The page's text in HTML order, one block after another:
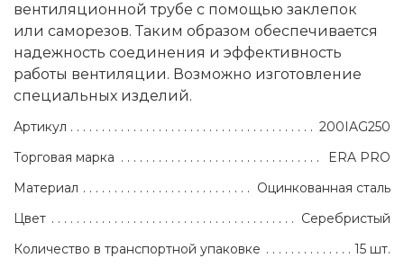
вентиляционной трубе с помощью заклепок
или саморезов. Таким образом обеспечивается
надежность соединения и эффективность
работы вентиляции. Возможно изготовление
специальных изделий.
Артикул
200IAG250
Торговая марка
ERA PRO
Материал
Оцинкованная сталь
Цвет
Серебристый
Количество в транспортной упаковке
15 шт.